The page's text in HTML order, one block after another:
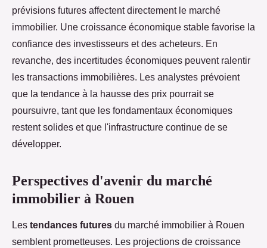
prévisions futures affectent directement le marché
immobilier. Une croissance économique stable favorise la
confiance des investisseurs et des acheteurs. En
revanche, des incertitudes économiques peuvent ralentir
les transactions immobilières. Les analystes prévoient
que la tendance à la hausse des prix pourrait se
poursuivre, tant que les fondamentaux économiques
restent solides et que l'infrastructure continue de se
développer.
Perspectives d'avenir du marché
immobilier à Rouen
Les tendances futures du marché immobilier à Rouen
semblent prometteuses. Les projections de croissance